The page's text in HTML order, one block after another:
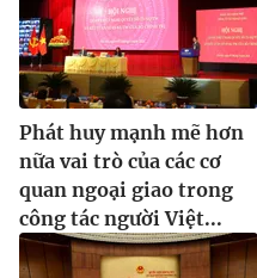
Phát huy mạnh mẽ hơn
nữa vai trò của các cơ
quan ngoại giao trong
công tác người Việt...